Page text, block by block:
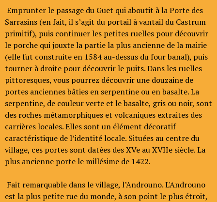
Emprunter le passage du Guet qui aboutit à la Porte des
Sarrasins (en fait, il s’agit du portail à vantail du Castrum
primitif), puis continuer les petites ruelles pour découvrir
le porche qui jouxte la partie la plus ancienne de la mairie
(elle fut construite en 1584 au-dessus du four banal), puis
tourner à droite pour découvrir le puits. Dans les ruelles
pittoresques, vous pourrez découvrir une douzaine de
portes anciennes bâties en serpentine ou en basalte. La
serpentine, de couleur verte et le basalte, gris ou noir, sont
des roches métamorphiques et volcaniques extraites des
carrières locales. Elles sont un élément décoratif
caractéristique de l’identité locale. Situées au centre du
village, ces portes sont datées des XVe au XVIIe siècle. La
plus ancienne porte le millésime de 1422.
Fait remarquable dans le village, l’Androuno. L'Androuno
est la plus petite rue du monde, à son point le plus étroit,